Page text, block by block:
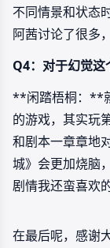
不同情景和状态
阿茜讨论了很多
Q4：对于幻觉这
**闲踏梧桐：**
的游戏，其实玩
和剧本一章章地
城》会更加烧脑
剧情我还蛮喜欢
在最后呢，感谢